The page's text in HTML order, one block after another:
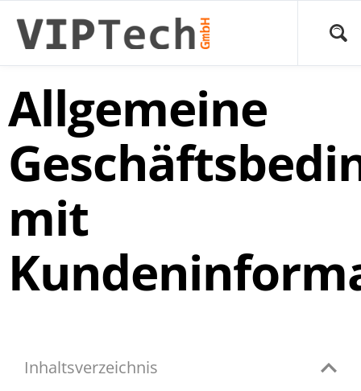
Allgemeine
mit
Inhaltsverzeichnis